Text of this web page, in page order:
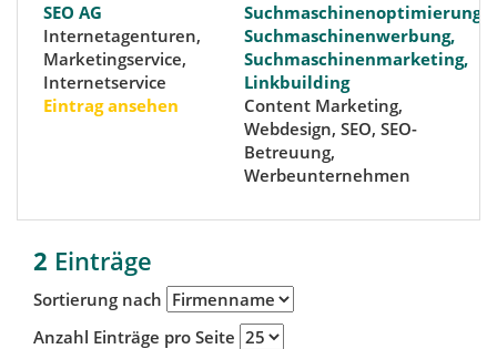
SEO AG
Internetagenturen,
Marketingservice,
Internetservice
Eintrag ansehen
Suchmaschinenoptimierung,
Suchmaschinenwerbung,
Suchmaschinenmarketing,
Linkbuilding
Content Marketing,
Webdesign, SEO, SEO-
Betreuung,
Werbeunternehmen
2 Einträge
Sortierung nach
Anzahl Einträge pro Seite